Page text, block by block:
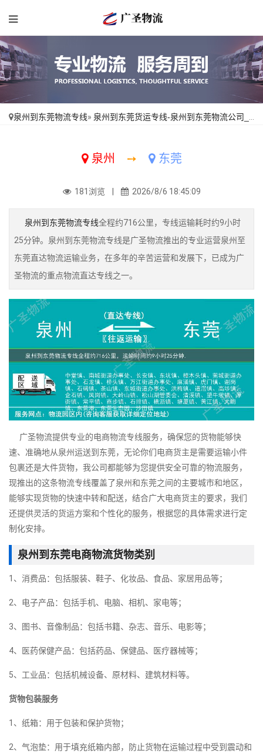
泉州到东莞物流专线» 泉州到东莞货运专线-泉州到东莞物流公司_合理收费「损坏理赔」
泉州 ➙ 东莞
181浏览 | 2026/8/6 18:45:09
泉州到东莞物流专线全程约716公里，专线运输耗时约9小时
25分钟。泉州到东莞物流专线是广圣物流推出的专业运营泉州至
东莞直达物流运输业务，在多年的辛苦运营和发展下，已成为广
圣物流的重点物流直达专线之一。
广圣物流提供专业的电商物流专线服务，确保您的货物能够快
速、准确地从泉州运送到东莞，无论你们电商货主是需要运输小件
包裹还是大件货物，我公司都能够为您提供安全可靠的物流服务，
现推出的这条物流专线覆盖了泉州和东莞之间的主要城市和地区，
能够实现货物的快速中转和配送，结合广大电商货主的要求，我们
还提供灵活的货运方案和个性化的服务，根据您的具体需求进行定
制化安排。
泉州到东莞电商物流货物类别
1、消费品：包括服装、鞋子、化妆品、食品、家居用品等；
2、电子产品：包括手机、电脑、相机、家电等；
3、图书、音像制品：包括书籍、杂志、音乐、电影等；
4、医药保健产品：包括药品、保健品、医疗器械等；
5、工业品：包括机械设备、原材料、建筑材料等。
货物包装服务
1、纸箱：用于包装和保护货物；
2、气泡垫：用于填充纸箱内部，防止货物在运输过程中受到震动和